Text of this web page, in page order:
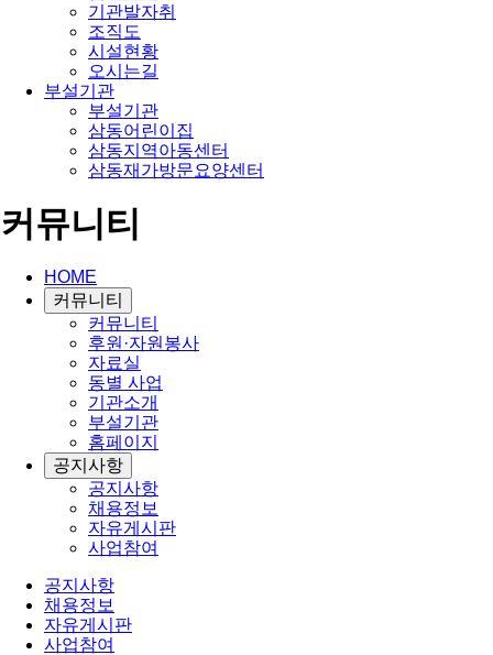
기관발자취
조직도
시설현황
오시는길
부설기관
부설기관
삼동어린이집
삼동지역아동센터
삼동재가방문요양센터
커뮤니티
HOME
커뮤니티
커뮤니티
후원·자원봉사
자료실
동별 사업
기관소개
부설기관
홈페이지
공지사항
공지사항
채용정보
자유게시판
사업참여
공지사항
채용정보
자유게시판
사업참여